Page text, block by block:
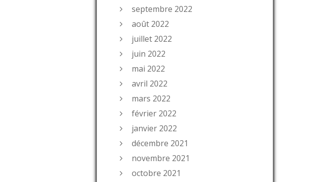
septembre 2022
août 2022
juillet 2022
juin 2022
mai 2022
avril 2022
mars 2022
février 2022
janvier 2022
décembre 2021
novembre 2021
octobre 2021